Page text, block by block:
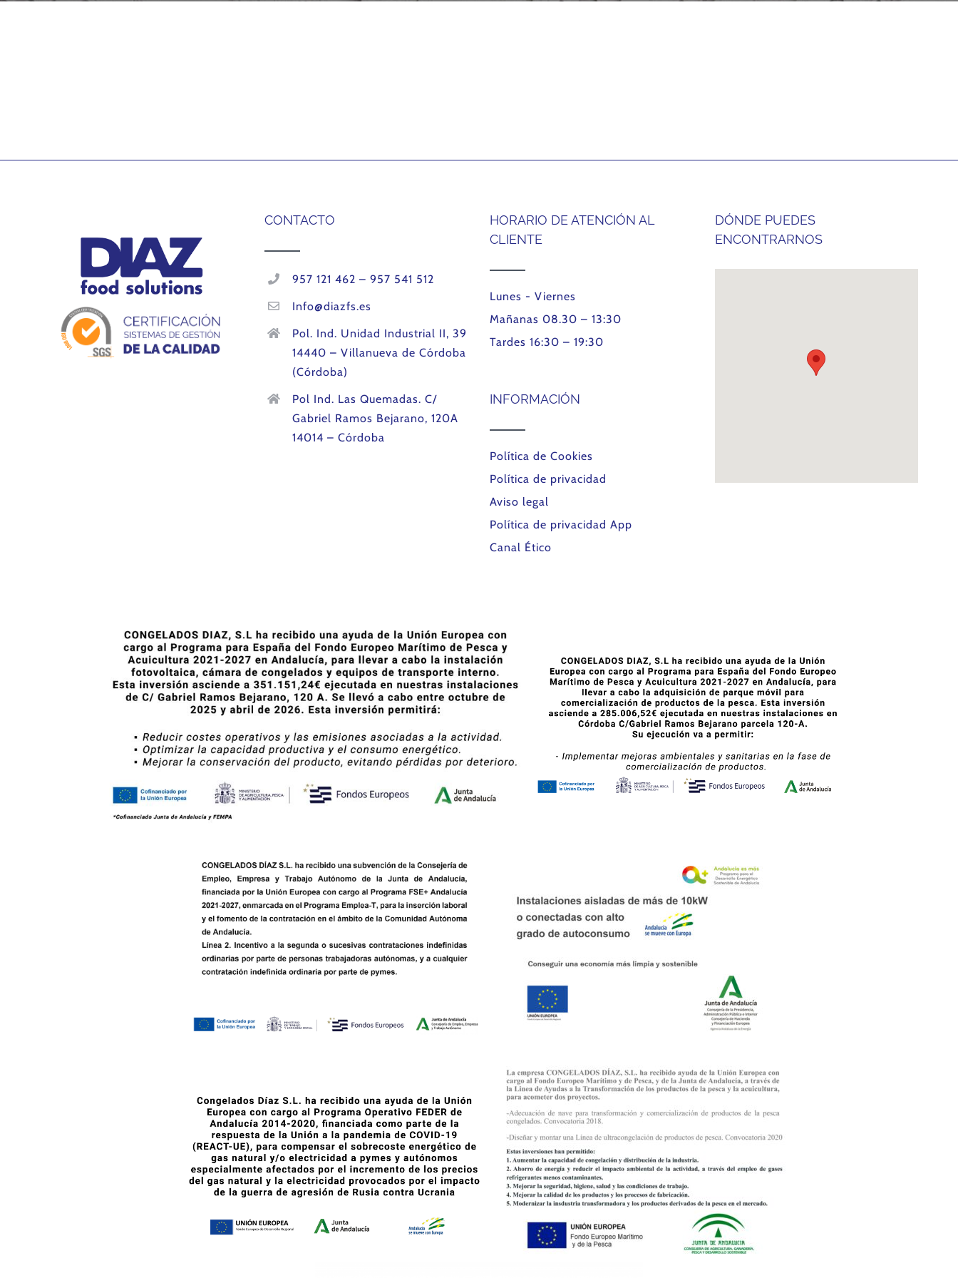
CONTACTO
957 121 462 – 957 541 512
Info@diazfs.es
Pol. Ind. Unidad Industrial II, 39
14440 – Villanueva de Córdoba
(Córdoba)
Pol Ind. Las Quemadas. C/
Gabriel Ramos Bejarano, 120A
14014 – Córdoba
HORARIO DE ATENCIÓN AL
CLIENTE
Lunes - Viernes
Mañanas 08.30 – 13:30
Tardes 16:30 – 19:30
INFORMACIÓN
Política de Cookies
Política de privacidad
Aviso legal
Política de privacidad App
Canal Ético
DÓNDE PUEDES
ENCONTRARNOS